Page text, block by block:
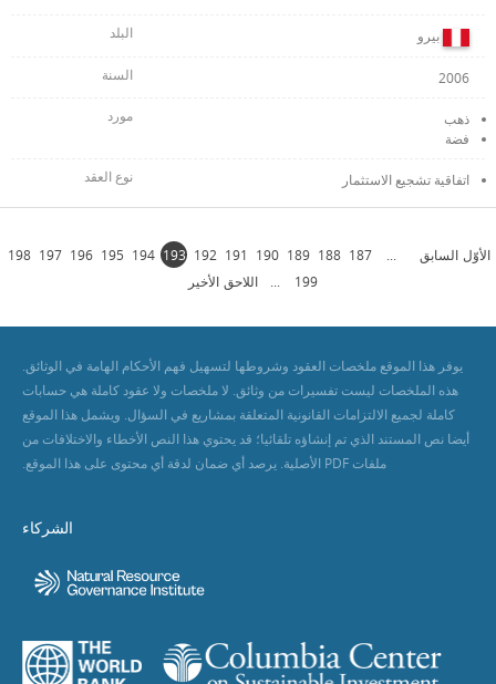
بيرو
2006
ذهب
فضة
اتفاقية تشجيع الاستثمار
الأوّل السابق 187
188
189
190
191
192
193
194
195
196
197
198
199
اللاحق الأخير
يوفر هذا الموقع ملخصات العقود وشروطها لتسهيل فهم الأحكام الهامة في الوثائق.
هذه الملخصات ليست تفسيرات من وثائق. لا ملخصات ولا عقود كاملة هي حسابات
كاملة لجميع الالتزامات القانونية المتعلقة بمشاريع في السؤال. ويشمل هذا الموقع
أيضا نص المستند الذي تم إنشاؤه تلقائيا؛ قد يحتوي هذا النص الأخطاء والاختلافات من
ملفات PDF الأصلية. يرصد أي ضمان لدقة أي محتوى على هذا الموقع.
الشركاء